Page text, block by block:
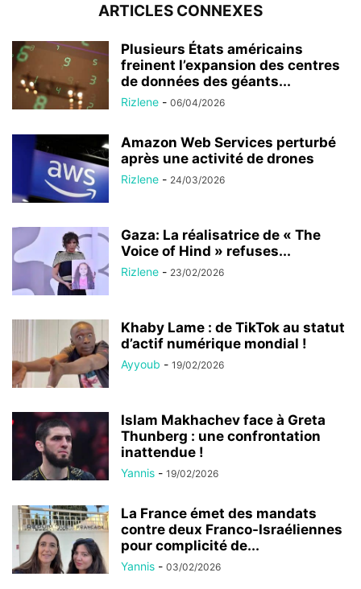
ARTICLES CONNEXES
Plusieurs États américains
freinent l’expansion des centres
de données des géants...
Rizlene - 06/04/2026
Amazon Web Services perturbé
après une activité de drones
Rizlene - 24/03/2026
Gaza: La réalisatrice de « The
Voice of Hind » refuses...
Rizlene - 23/02/2026
Khaby Lame : de TikTok au statut
d’actif numérique mondial !
Ayyoub - 19/02/2026
Islam Makhachev face à Greta
Thunberg : une confrontation
inattendue !
Yannis - 19/02/2026
La France émet des mandats
contre deux Franco-Israéliennes
pour complicité de...
Yannis - 03/02/2026